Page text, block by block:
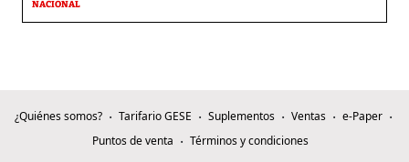
NACIONAL
¿Quiénes somos? Tarifario GESE Suplementos Ventas
e-Paper
Puntos de venta
Términos y condiciones